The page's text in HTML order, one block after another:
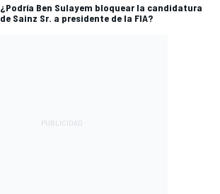
¿Podría Ben Sulayem bloquear la candidatura
de Sainz Sr. a presidente de la FIA?